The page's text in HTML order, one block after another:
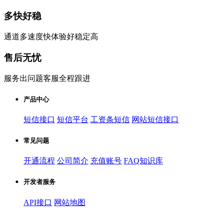
多快好稳
通道多速度快体验好稳定高
售后无忧
服务出问题客服全程跟进
产品中心
短信接口 短信平台 工资条短信 网站短信接口
常见问题
开通流程 公司简介 充值账号 FAQ知识库
开发者服务
API接口 网站地图